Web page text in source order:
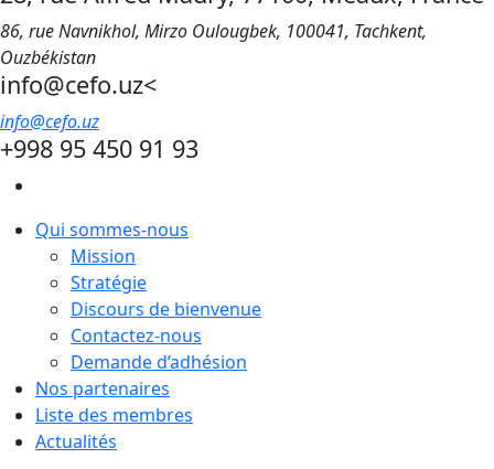
86, rue Navnikhol, Mirzo Oulougbek, 100041, Tachkent,
Ouzbékistan
info@cefo.uz<
info@cefo.uz
+998 95 450 91 93
Qui sommes-nous
Mission
Stratégie
Discours de bienvenue
Contactez-nous
Demande d’adhésion
Nos partenaires
Liste des membres
Actualités